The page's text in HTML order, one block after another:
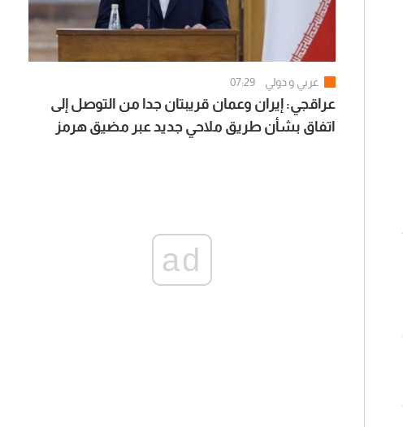
عربي و دولي 07:29
عراقجي: إيران وعمان قريبتان جدا من التوصل إلى
اتفاق بشأن طريق ملاحي جديد عبر مضيق هرمز
ad